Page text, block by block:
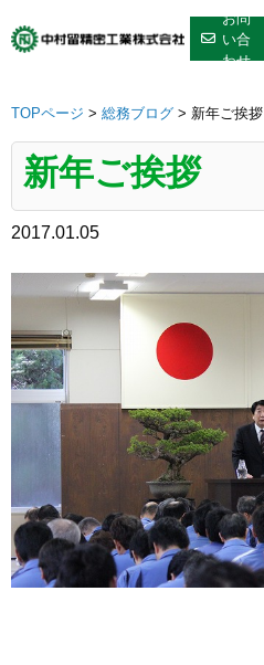
to
お問
い合
わせ
TOPページ > 総務ブログ > 新年ご挨拶
新年ご挨拶
2017.01.05